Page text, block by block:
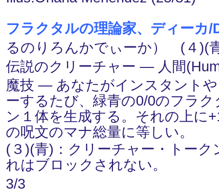
フラクタルの理論家、ディー
るのりろんかでぃーか） (４)(
伝説のクリーチャー ― 人間
魔技 ― あなたがインスタント
ーするたび、緑青の0/0のフラ
ン１体を生成する。それの上に
の呪文のマナ総量に等しい。
(３)(青)：クリーチャー・トー
れはブロックされない。
3/3